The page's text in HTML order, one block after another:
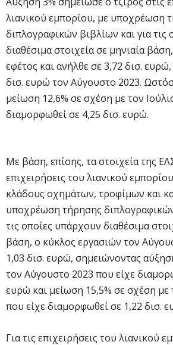
λιανικού εμπορίου, με υποχρέωση
διπλογραφικών βιβλίων και για
διαθέσιμα στοιχεία σε μηνιαία
εφέτος και ανήλθε σε 3,72 δισ.
δισ. ευρώ τον Αύγουστο 2023.
μείωση 12,6% σε σχέση με τον
διαμορφωθεί σε 4,25 δισ. ευρώ.
Με βάση, επίσης, τα στοιχεία της
επιχειρήσεις του λιανικού
κλάδους οχημάτων, τροφίμων και
υποχρέωση τήρησης
τις οποίες υπάρχουν διαθέσιμα
βάση, ο κύκλος εργασιών τον
1,03 δισ. ευρώ, σημειώνοντας
τον Αύγουστο 2023 που είχε
ευρώ και μείωση 15,5% σε σχέση με
που είχε διαμορφωθεί σε 1,22 δισ.
Για τις επιχειρήσεις του λιανικού